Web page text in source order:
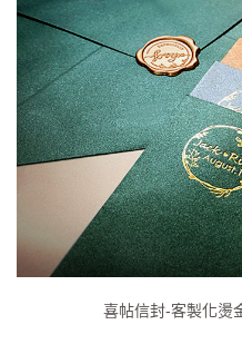
喜帖信封-客製化燙